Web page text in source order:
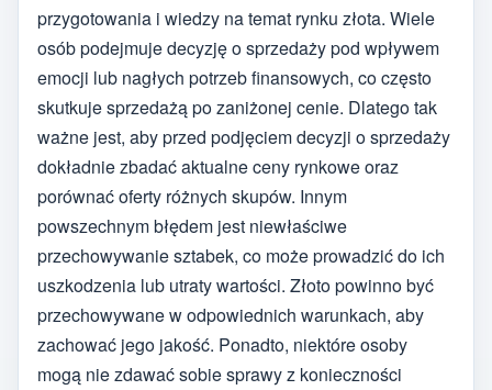
przygotowania i wiedzy na temat rynku złota. Wiele
osób podejmuje decyzję o sprzedaży pod wpływem
emocji lub nagłych potrzeb finansowych, co często
skutkuje sprzedażą po zaniżonej cenie. Dlatego tak
ważne jest, aby przed podjęciem decyzji o sprzedaży
dokładnie zbadać aktualne ceny rynkowe oraz
porównać oferty różnych skupów. Innym
powszechnym błędem jest niewłaściwe
przechowywanie sztabek, co może prowadzić do ich
uszkodzenia lub utraty wartości. Złoto powinno być
przechowywane w odpowiednich warunkach, aby
zachować jego jakość. Ponadto, niektóre osoby
mogą nie zdawać sobie sprawy z konieczności